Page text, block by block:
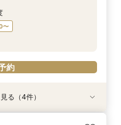
〜
約
る（4件）